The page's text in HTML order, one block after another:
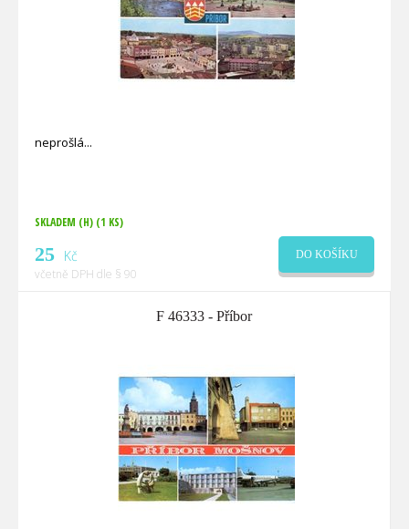
neprošlá
SKLADEM (H) (1 KS)
25 Kč
včetně DPH dle § 90
DO KOŠÍKU
F 46333 - Příbor